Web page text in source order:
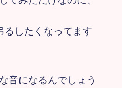
るしたくなってます
音になるんでしょう